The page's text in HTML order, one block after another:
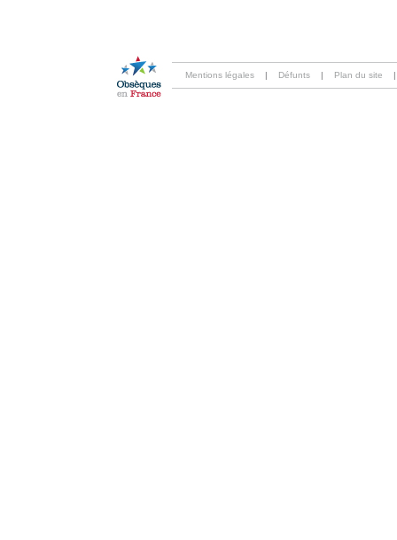
Mentions légales | Défunts | Plan du site |